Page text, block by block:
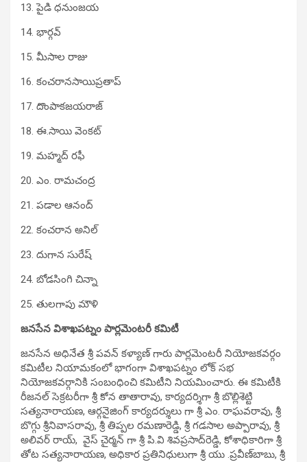
13. పైడి ధ‌నుంజ‌య‌
14. భార్గ‌వ్‌
15. మీసాల రాజు
16. కంచ‌రాన‌సాయిప్ర‌తాప్
17. దొంపాక‌జ‌య‌రాజ్
18. ఈ.సాయి వెంక‌ట్‌
19. మ‌హ్మ‌ద్ ర‌ఫీ
20. ఎం. రామ‌చంద్ర‌
21. ప‌డాల ఆనంద్‌
22. కంచ‌రాన అనిల్‌
23. దుగాన సురేష్‌
24. బోడ‌సింగి చిన్నా
25. తుల‌గాపు మౌళి
జనసేన విశాఖ‌ప‌ట్నం పార్లమెంటరీ కమిటీ
జనసేన అధినేత శ్రీ పవన్ కళ్యాణ్ గారు పార్లమెంటరీ నియోజకవర్గం
కమిటీల నియామకంలో భాగంగా విశాఖ‌ప‌ట్నం లోక్ సభ
నియోజకవర్గానికి సంబంధించి కమిటీని నియమించారు. ఈ కమిటీకి
రీజనల్ సెక్రటరీగా శ్రీ కోన తాతారావు, కార్యదర్శిగా శ్రీ బొల్లిశెట్టి
స‌త్య‌నారాయ‌ణ‌, ఆర్గనైజింగ్ కార్యదర్శులు గా శ్రీ ఎం. రాఘ‌వ‌రావు, శ్రీ
బొగ్గు శ్రీనివాస‌రావు, శ్రీ తిప్ప‌ల ర‌మ‌ణారెడ్డి, శ్రీ గ‌డ‌సాల అప్పారావు, శ్రీ
అలివ‌ర్ రాయ్‌, వైస్ చైర్మన్ గా శ్రీ పి.వి శివ‌ప్ర‌సాద్‌రెడ్డి, కోశాధికారిగా శ్రీ
తోట స‌త్య‌నారాయ‌ణ‌, అధికార ప్రతినిధులుగా శ్రీ యు .ప్ర‌వీణ్‌బాబు, శ్రీ